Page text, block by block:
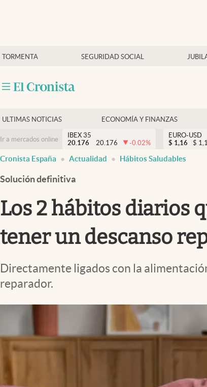
TORMENTA SEGURIDAD SOCIAL
Economía y finanzas
Criptomonedas
ULTIMAS NOTICIAS ECONOMÍA Y FINANZAS
Ir a mercados online
IBEX 35
20.176
20.176 -0.02%
EURO-USD
$ 1,16 $
Cronista España Actualidad Hábitos Saludables
Solución definitiva
Los 2 hábitos diarios
tener un descanso
Directamente ligados con la
reparador.